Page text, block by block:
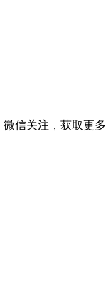
微信关注，获取更多